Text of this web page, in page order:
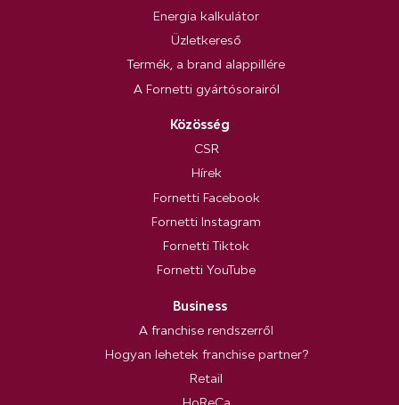
Energia kalkulátor
Üzletkereső
Termék, a brand alappillére
A Fornetti gyártósorairól
Közösség
CSR
Hírek
Fornetti Facebook
Fornetti Instagram
Fornetti Tiktok
Fornetti YouTube
Business
A franchise rendszerről
Hogyan lehetek franchise partner?
Retail